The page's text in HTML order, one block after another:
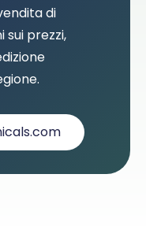
di
prezzi,